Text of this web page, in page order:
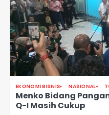
EKONOMI BISNIS NASIONAL
Menko Bidang
Q-I Masih Cukup